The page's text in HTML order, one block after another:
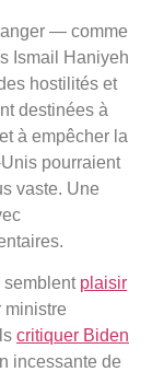
— comme
Ismail Haniyeh
hostilités et
destinées à
à empêcher la
pourraient
vaste. Une
semblent plaisir
ministre
critiquer Biden
incessante de